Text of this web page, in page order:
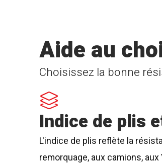
Choisissez la bonne
Aide au
Indice de plis
L'indice de plis reflète la
remorquage, aux camions,